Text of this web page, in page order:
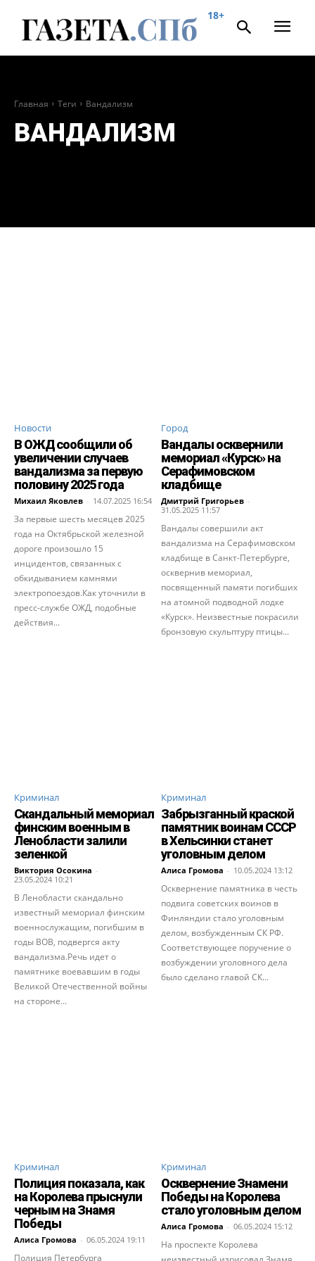
18+
Главная Теги Вандализм
ВАНДАЛИЗМ
Новости
В ОЖД сообщили об
увеличении случаев
вандализма за первую
половину 2025 года
Михаил Яковлев - 14.07.2025 16:54
За первые шесть месяцев 2025
года на Октябрьской железной
дороге произошло 15
инцидентов, связанных с
обкидыванием камнями
электропоездов.Как уточнили в
пресс-службе ОЖД, подобные
действия...
Город
Вандалы осквернили
мемориал «Курск» на
Серафимовском
кладбище
Дмитрий Григорьев -
31.05.2025 11:57
Вандалы совершили акт
вандализма на Серафимовском
кладбище в Санкт-Петербурге,
осквернив мемориал,
посвященный памяти погибших
на атомной подводной лодке
«Курск». Неизвестные покрасили
бронзовую скульптуру птицы...
Криминал
Скандальный мемориал
финским военным в
Ленобласти залили
зеленкой
Виктория Осокина -
23.05.2024 10:21
В Ленобласти скандально
известный мемориал финским
военнослужащим, погибшим в
годы ВОВ, подвергся акту
вандализма.Речь идет о
памятнике воевавшим в годы
Великой Отечественной войны
на стороне...
Криминал
Забрызганный краской
памятник воинам СССР
в Хельсинки станет
уголовным делом
Алиса Громова - 10.05.2024 13:12
Осквернение памятника в честь
подвига советских воинов в
Финляндии стало уголовным
делом, возбужденным СК РФ.
Соответствующее поручение о
возбуждении уголовного дела
было сделано главой СК...
Криминал
Полиция показала, как
на Королева прыснули
черным на Знамя
Победы
Алиса Громова - 06.05.2024 19:11
Полиция Петербурга
Криминал
Осквернение Знамени
Победы на Королева
стало уголовным делом
Алиса Громова - 06.05.2024 15:12
На проспекте Королева